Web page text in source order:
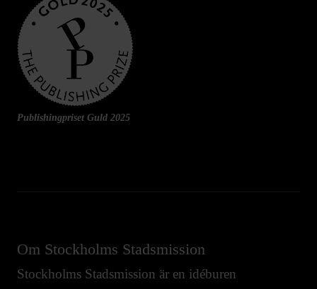
Publishingpriset Guld 2025
Om Stockholms Stadsmission
Stockholms Stadsmission är en idéburen